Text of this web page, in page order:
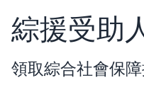
綜援受助
領取綜合社會保